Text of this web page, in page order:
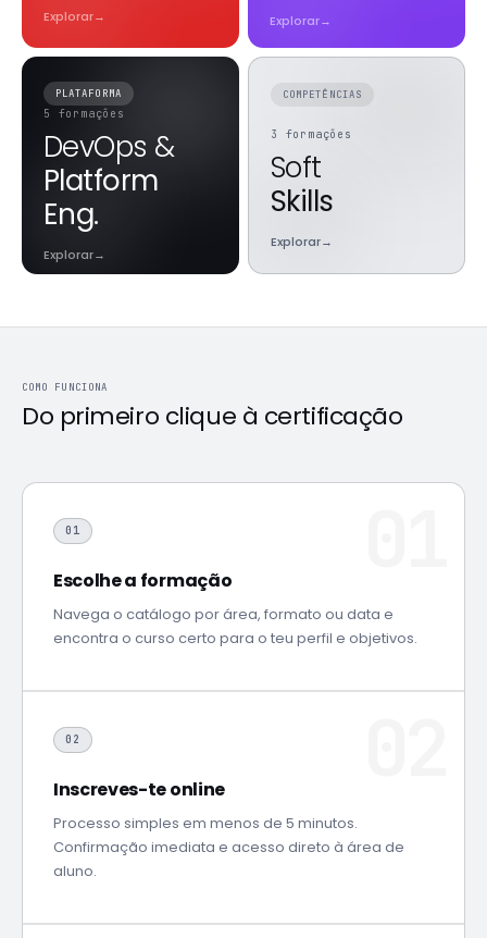
Explorar→ Explorar→
PLATAFORMA
5 formações
DevOps &
Platform
Eng.
Explorar→
COMPETÊNCIAS
3 formações
Soft
Skills
Explorar→
COMO FUNCIONA
Do primeiro clique à certificação
01
Escolhe a formação
Navega o catálogo por área, formato ou data e
encontra o curso certo para o teu perfil e objetivos.
02
Inscreves-te online
Processo simples em menos de 5 minutos.
Confirmação imediata e acesso direto à área de
aluno.